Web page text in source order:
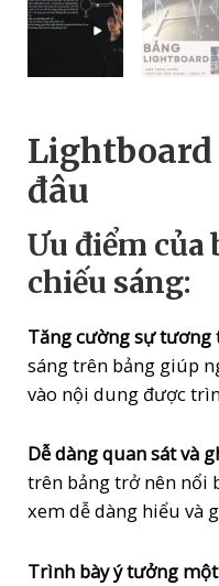
Lightboard
đâu
Ưu điểm
chiếu sáng:
Tăng cường sự tương
sáng trên bảng giúp
vào nội dung được
Dễ dàng quan sát và
trên bảng trở nên nổi
xem dễ dàng hiểu và
Trình bày ý tưởng